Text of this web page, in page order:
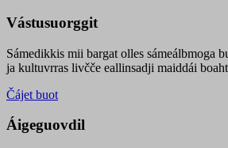
Vástusuorggit
Sámedikkis mii bargat olles sámeálbmoga
ja kultuvrras livčče eallinsadji maiddái
Čájet buot
Áigeguovdil